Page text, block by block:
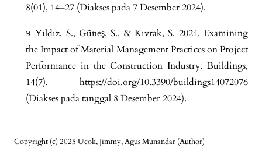
Copyright (c) 2025 Ucok, Jimmy, Agus Munandar (Author)
8(01), 14–27 (Diakses pada 7 Desember 2024).
Yıldız, S., Güneş, S., & Kıvrak, S. 2024. Examining
the Impact of Material Management Practices on Project
Performance in the Construction Industry. Buildings,
14(7). https://doi.org/10.3390/buildings14072076
(Diakses pada tanggal 8 Desember 2024).